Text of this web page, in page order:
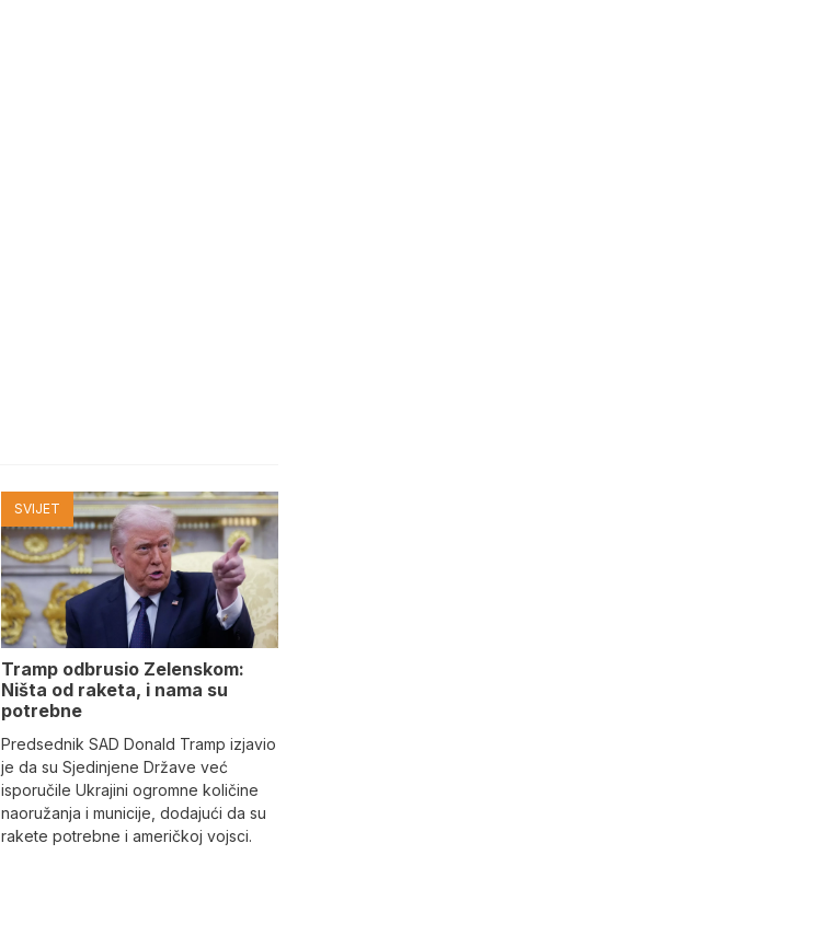
SVIJET
Tramp odbrusio Zelenskom:
Ništa od raketa, i nama su
potrebne
Predsednik SAD Donald Tramp izjavio
je da su Sjedinjene Države već
isporučile Ukrajini ogromne količine
naoružanja i municije, dodajući da su
rakete potrebne i američkoj vojsci.